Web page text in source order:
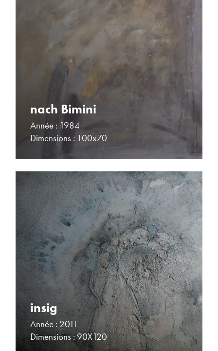
nach Bimini
Année : 1984
Dimensions : 100x70
insig
Année : 2011
Dimensions : 90X120